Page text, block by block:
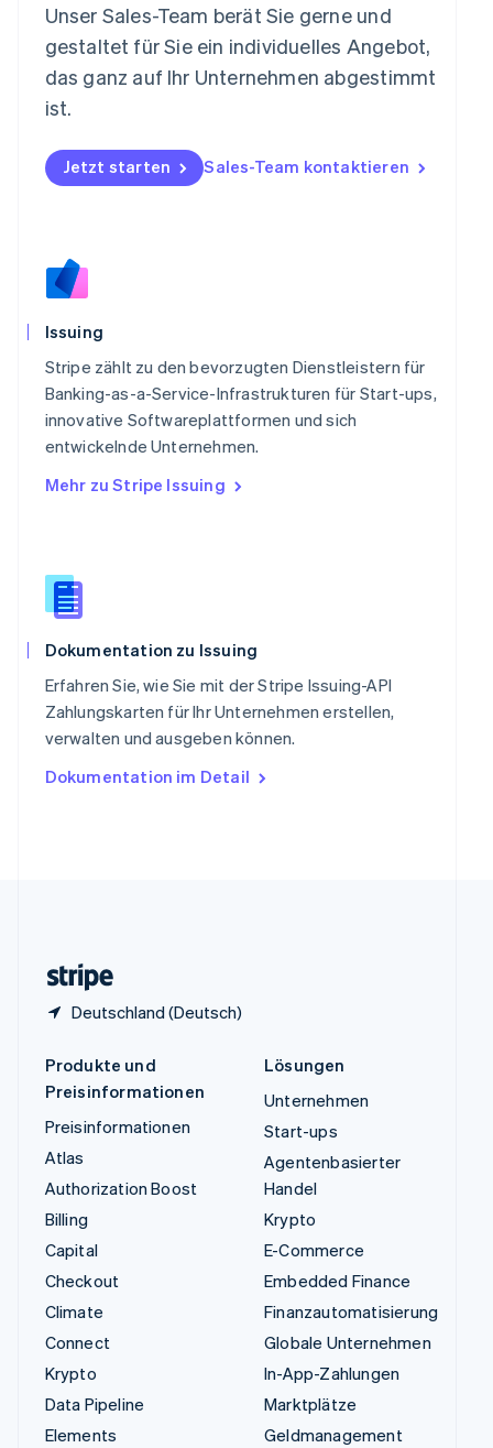
Unser Sales-Team berät Sie gerne und
gestaltet für Sie ein individuelles Angebot,
das ganz auf Ihr Unternehmen abgestimmt
ist.
Jetzt starten Sales-Team kontaktieren
Issuing
Stripe zählt zu den bevorzugten Dienstleistern für
Banking-as-a-Service-Infrastrukturen für Start-ups,
innovative Softwareplattformen und sich
entwickelnde Unternehmen.
Mehr zu Stripe Issuing
Dokumentation zu Issuing
Erfahren Sie, wie Sie mit der Stripe Issuing-API
Zahlungskarten für Ihr Unternehmen erstellen,
verwalten und ausgeben können.
Dokumentation im Detail
Deutschland (Deutsch)
Neuseeland
English
Niederlande
NederlandsEnglish
Österreich
DeutschEnglish
Português
Rumänien
Schweden
Schweiz
Deutsch FrançaisItalianoEnglish
Singapur
English 简体中文
English
China
English
EspañolEnglish
ไทยEnglish
Tschechische Republik
English
English
Produkte und
Preisinformationen
Preisinformationen
Atlas
Authorization Boost
Billing
Capital
Checkout
Climate
Connect
Krypto
Data Pipeline
Elements
Lösungen
Unternehmen
Start-ups
Agentenbasierter
Handel
Krypto
E-Commerce
Embedded Finance
Finanzautomatisierung
Globale Unternehmen
In-App-Zahlungen
Marktplätze
Geldmanagement